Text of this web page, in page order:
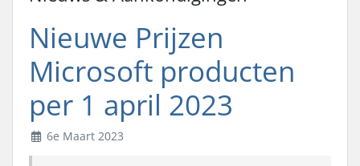
Nieuwe Prijzen
Microsoft producten
per 1 april 2023
6e Maart 2023